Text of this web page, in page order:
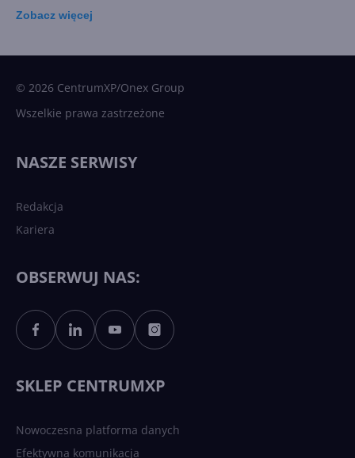
Sztuczna inteligencja po
polsku. Dość barier
Zobacz więcej
© 2026 CentrumXP/Onex Group
Wszelkie prawa zastrzeżone
NASZE SERWISY
Redakcja
Kariera
OBSERWUJ NAS:
SKLEP CENTRUMXP
Nowoczesna platforma danych
Efektywna komunikacja